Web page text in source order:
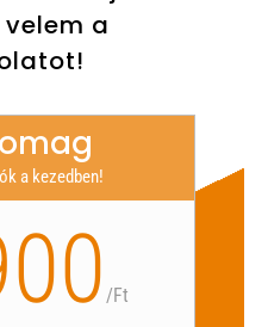
a
a kezedben!
/Ft